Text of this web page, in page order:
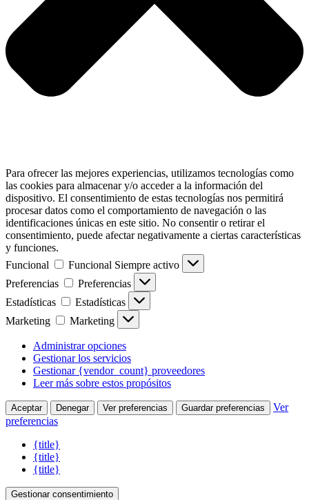
Para ofrecer las mejores experiencias, utilizamos tecnologías como
las cookies para almacenar y/o acceder a la información del
dispositivo. El consentimiento de estas tecnologías nos permitirá
procesar datos como el comportamiento de navegación o las
identificaciones únicas en este sitio. No consentir o retirar el
consentimiento, puede afectar negativamente a ciertas características
y funciones.
Funcional
Funcional Siempre activo
Preferencias
Preferencias
Estadísticas
Estadísticas
Marketing
Marketing
Administrar opciones
Gestionar los servicios
Gestionar {vendor_count} proveedores
Leer más sobre estos propósitos
Aceptar Denegar Ver preferencias Guardar preferencias
Ver
preferencias
{title}
{title}
{title}
Gestionar consentimiento